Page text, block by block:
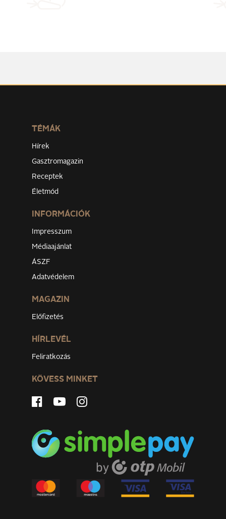
TÉMÁK
Hírek
Gasztromagazin
Receptek
Életmód
INFORMÁCIÓK
Impresszum
Médiaajánlat
ÁSZF
Adatvédelem
MAGAZIN
Előfizetés
HÍRLEVÉL
Feliratkozás
KÖVESS MINKET